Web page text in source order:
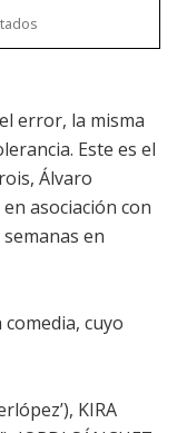
error, la misma
Este es el
Álvaro
asociación con
en
comedia, cuyo
KIRA